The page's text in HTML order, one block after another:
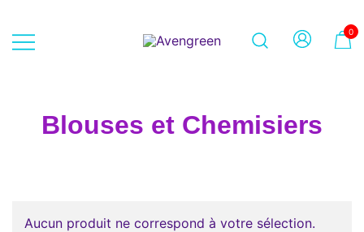
content
0
Blouses et Chemisiers
Aucun produit ne correspond à votre sélection.